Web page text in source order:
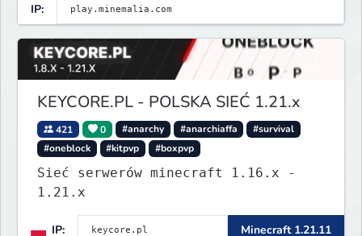
IP:
KEYCORE.PL - POLSKA SIEĆ 1.21.x
421 0 #anarchy #anarchiaffa
#survival
#oneblock
#kitpvp #boxpvp
Sieć serwerów minecraft 1.16.x -
1.21.x
IP: Minecraft 1.21.11